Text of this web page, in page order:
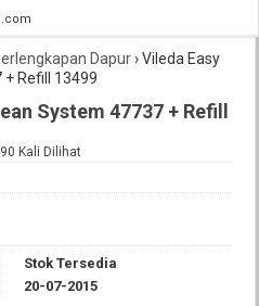
Dapur›Vileda Easy
+ Refill 13499
System 47737 + Refill
Kali Dilihat
Stok Tersedia
20-07-2015